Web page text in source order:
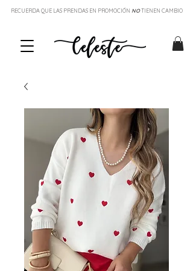
RECUERDA QUE LAS PRENDAS EN PROMOCIÓN NOTIENEN CAMBIO